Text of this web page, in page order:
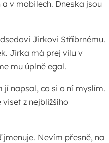
v mobilech. Dneska jsou
Jirkovi Stříbrnému.
Jirka má prej vilu v
mu úplně egal.
jí napsal, co si o ní myslím.
z nejbližšího
Nevím přesně, na